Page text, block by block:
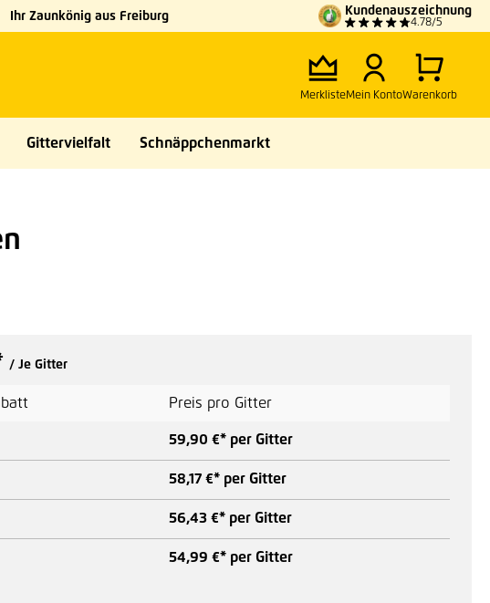
Ihr Zaunkönig aus Freiburg Kundenauszeichnung
4.78/5
MerklisteMein KontoWarenkorb
Gittervielfalt Schnäppchenmarkt
/ Je Gitter
Preis pro Gitter
59,90 €* per Gitter
58,17 €* per Gitter
56,43 €* per Gitter
54,99 €* per Gitter